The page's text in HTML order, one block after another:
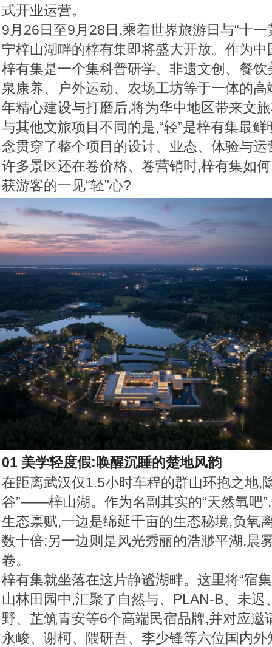
式开业运营。
9月26日至9月28日,乘着世界旅游日与“十
宁梓山湖畔的梓有集即将盛大开放。作为
梓有集是一个集科普研学、非遗文创、餐
泉康养、户外运动、农场工坊等于一体的
年精心建设与打磨后,将为华中地区带来文
与其他文旅项目不同的是,“轻”是梓有集最
念贯穿了整个项目的设计、业态、体验与
许多景区还在卷价格、卷营销时,梓有集如
获游客的一见“轻”心?
01 美学轻度假:唤醒沉睡的楚地风韵
在距离武汉仅1.5小时车程的群山环抱之地,
谷”——梓山湖。作为名副其实的“天然氧吧
生态禀赋,一边是绵延千亩的生态秘境,负氧
数十倍;另一边则是风光秀丽的浩渺平湖,晨
卷。
梓有集就坐落在这片静谧湖畔。这里将“宿
山林田园中,汇聚了自然与、PLAN-B、未迟
野、芷筑青安等6个高端民宿品牌,并对应邀
永峻、谢柯、隈研吾、李少锋等六位国内外